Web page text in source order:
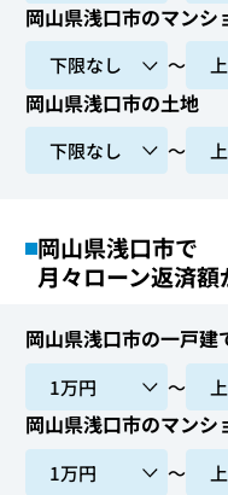
岡山県浅口市のマンシ
〜
岡山県浅口市の土地
〜
岡山県浅口市で
月々ローン返済
岡山県浅口市の一戸建
〜
岡山県浅口市のマンシ
〜